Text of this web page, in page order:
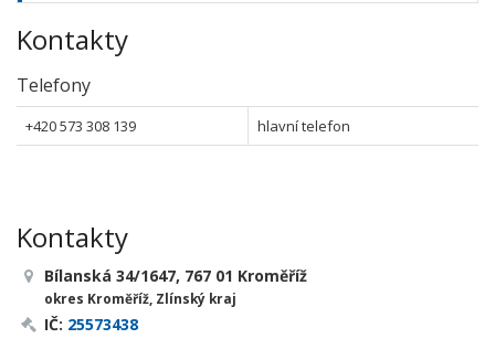
Kontakty
Telefony
+420 573 308 139 hlavní telefon
Kontakty
Bílanská 34/1647, 767 01 Kroměříž
okres Kroměříž, Zlínský kraj
IČ: 25573438